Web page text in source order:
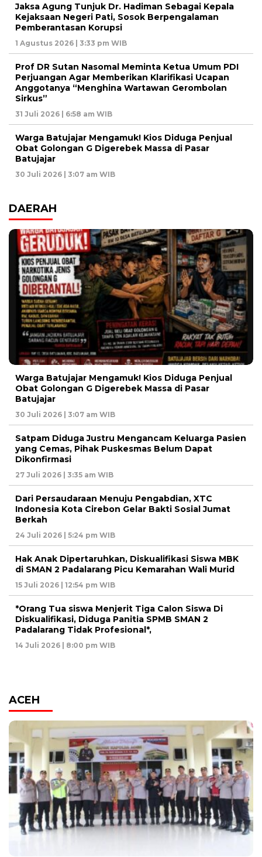
Jaksa Agung Tunjuk Dr. Hadiman Sebagai Kepala
Kejaksaan Negeri Pati, Sosok Berpengalaman
Pemberantasan Korupsi
1 Agustus 2026 | 3:33 pm WIB
Prof DR Sutan Nasomal Meminta Ketua Umum PDI
Perjuangan Agar Memberikan Klarifikasi Ucapan
Anggotanya “Menghina Wartawan Gerombolan
Sirkus”
31 Juli 2026 | 6:58 am WIB
Warga Batujajar Mengamuk! Kios Diduga Penjual
Obat Golongan G Digerebek Massa di Pasar
Batujajar
30 Juli 2026 | 3:07 am WIB
DAERAH
Warga Batujajar Mengamuk! Kios Diduga Penjual
Obat Golongan G Digerebek Massa di Pasar
Batujajar
30 Juli 2026 | 3:07 am WIB
Satpam Diduga Justru Mengancam Keluarga Pasien
yang Cemas, Pihak Puskesmas Belum Dapat
Dikonfirmasi
27 Juli 2026 | 3:35 am WIB
Dari Persaudaraan Menuju Pengabdian, XTC
Indonesia Kota Cirebon Gelar Bakti Sosial Jumat
Berkah
24 Juli 2026 | 5:24 pm WIB
Hak Anak Dipertaruhkan, Diskualifikasi Siswa MBK
di SMAN 2 Padalarang Picu Kemarahan Wali Murid
15 Juli 2026 | 12:54 pm WIB
*Orang Tua siswa Menjerit Tiga Calon Siswa Di
Diskualifikasi, Diduga Panitia SPMB SMAN 2
Padalarang Tidak Profesional*,
14 Juli 2026 | 8:00 pm WIB
ACEH